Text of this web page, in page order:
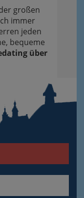
großen
immer
jeden
bequeme
über